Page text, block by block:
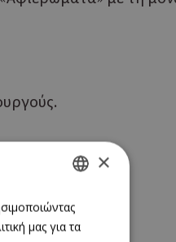
GREEK
ENGLISH
×
μας για τα